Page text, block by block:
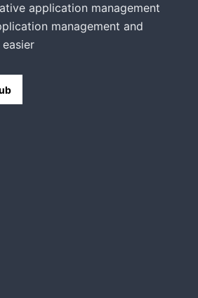
application management
management and